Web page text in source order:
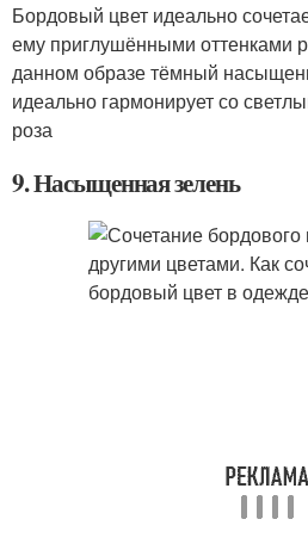
Бордовый цвет идеально
ему приглушёнными оттенками
данном образе тёмный
идеально гармонирует со
роза
9. Насыщенная зелень